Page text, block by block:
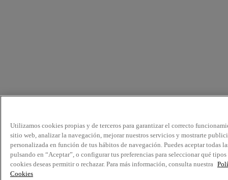
Utilizamos cookies propias y de terceros para garantizar el correcto
sitio web, analizar la navegación, mejorar nuestros servicios y mostrarte
personalizada en función de tus hábitos de navegación. Puedes aceptar todas
pulsando en “Aceptar”, o configurar tus preferencias para seleccionar qué tipos
cookies deseas permitir o rechazar. Para más información, consulta nuestra
Cookies